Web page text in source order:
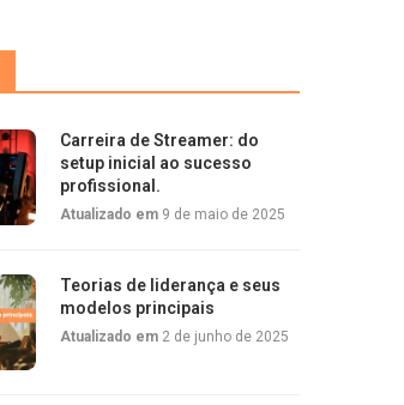
Carreira de Streamer: do
setup inicial ao sucesso
profissional.
Atualizado em 9 de maio de 2025
Teorias de liderança e seus
modelos principais
Atualizado em 2 de junho de 2025